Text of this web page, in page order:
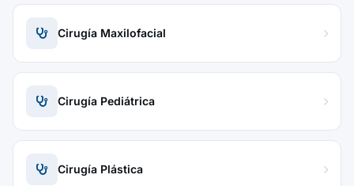
Cirugía Maxilofacial
Cirugía Pediátrica
Cirugía Plástica